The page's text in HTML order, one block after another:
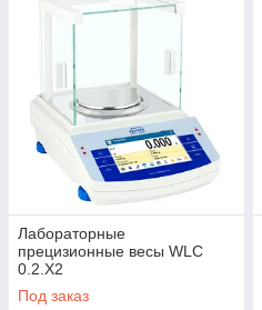
Лабораторные
прецизионные весы WLC
0.2.X2
Под заказ